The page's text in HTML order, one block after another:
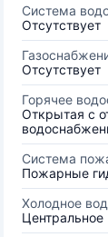
Система
Отсутствует
Отсутствует
Горячее
Открытая с
Система
Пожарные
Холодное
Центральное